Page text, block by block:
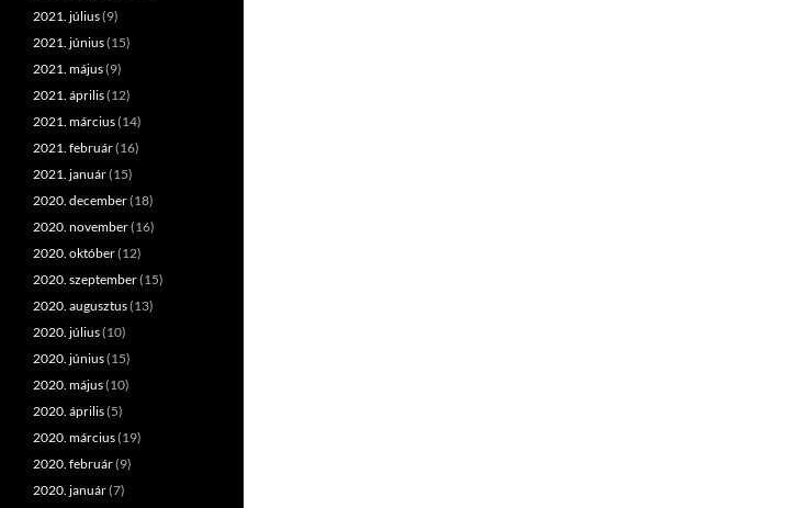
2021. július(9)
2021. június(15)
2021. május(9)
2021. április(12)
2021. március(14)
2021. február(16)
2021. január(15)
2020. december(18)
2020. november(16)
2020. október(12)
2020. szeptember(15)
2020. augusztus(13)
2020. július(10)
2020. június(15)
2020. május(10)
2020. április(5)
2020. március(19)
2020. február(9)
2020. január(7)